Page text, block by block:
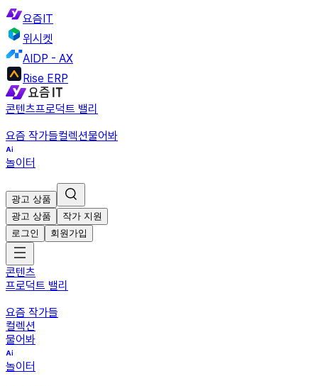
요즘IT
위시켓
AIDP - AX
Rise ERP
콘텐츠프로덕트 밸리
요즘 작가들컬렉션물어봐
놀이터
광고 상품
광고 상품
작가 지원
로그인
회원가입
콘텐츠
프로덕트 밸리
요즘 작가들
컬렉션
물어봐
놀이터